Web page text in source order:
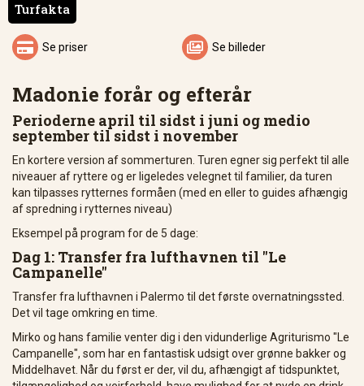
Turfakta
 Se priser  Se billeder
Madonie forår og efterår
Perioderne april til sidst i juni og medio
september til sidst i november
En kortere version af sommerturen. Turen egner sig perfekt til alle
niveauer af ryttere og er ligeledes velegnet til familier, da turen
kan tilpasses rytternes formåen (med en eller to guides afhængig
af spredning i rytternes niveau)
Eksempel på program for de 5 dage:
Dag 1: Transfer fra lufthavnen til "Le
Campanelle"
Transfer fra lufthavnen i Palermo til det første overnatningssted.
Det vil tage omkring en time.
Mirko og hans familie venter dig i den vidunderlige Agriturismo "Le
Campanelle", som har en fantastisk udsigt over grønne bakker og
Middelhavet. Når du først er der, vil du, afhængigt af tidspunktet,